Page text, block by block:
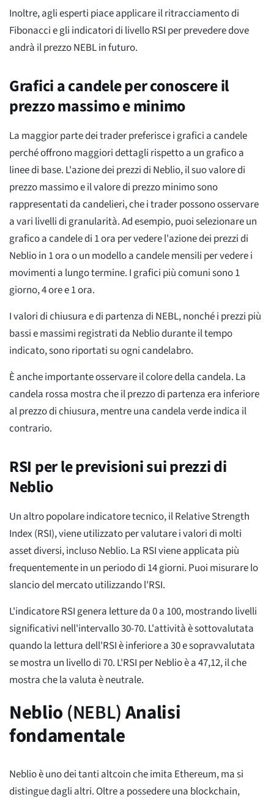
Inoltre, agli esperti piace applicare il ritracciamento di
Fibonacci e gli indicatori di livello RSI per prevedere dove
andrà il prezzo NEBL in futuro.
Grafici a candele per conoscere il
prezzo massimo e minimo
La maggior parte dei trader preferisce i grafici a candele
perché offrono maggiori dettagli rispetto a un grafico a
linee di base. L'azione dei prezzi di Neblio, il suo valore di
prezzo massimo e il valore di prezzo minimo sono
rappresentati da candelieri, che i trader possono osservare
a vari livelli di granularità. Ad esempio, puoi selezionare un
grafico a candele di 1 ora per vedere l'azione dei prezzi di
Neblio in 1 ora o un modello a candele mensili per vedere i
movimenti a lungo termine. I grafici più comuni sono 1
giorno, 4 ore e 1 ora.
I valori di chiusura e di partenza di NEBL, nonché i prezzi più
bassi e massimi registrati da Neblio durante il tempo
indicato, sono riportati su ogni candelabro.
È anche importante osservare il colore della candela. La
candela rossa mostra che il prezzo di partenza era inferiore
al prezzo di chiusura, mentre una candela verde indica il
contrario.
RSI per le previsioni sui prezzi di
Neblio
Un altro popolare indicatore tecnico, il Relative Strength
Index (RSI), viene utilizzato per valutare i valori di molti
asset diversi, incluso Neblio. La RSI viene applicata più
frequentemente in un periodo di 14 giorni. Puoi misurare lo
slancio del mercato utilizzando l'RSI.
L'indicatore RSI genera letture da 0 a 100, mostrando livelli
significativi nell'intervallo 30-70. L'attività è sottovalutata
quando la lettura dell'RSI è inferiore a 30 e sopravvalutata
se mostra un livello di 70. L'RSI per Neblio è a 47,12, il che
mostra che la valuta è neutrale.
Neblio (NEBL)Analisi
fondamentale
Neblio è uno dei tanti altcoin che imita Ethereum, ma si
distingue dagli altri. Oltre a possedere una blockchain,